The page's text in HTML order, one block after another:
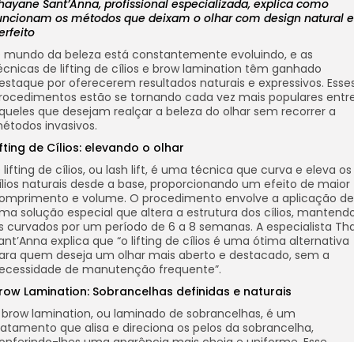
Sant’Anna, profissional especializada, explica como
os métodos que deixam o olhar com design natural e
mundo da beleza está constantemente evoluindo, e as
de lifting de cílios e brow lamination têm ganhado
por oferecerem resultados naturais e expressivos.
estão se tornando cada vez mais populares
que desejam realçar a beleza do olhar sem recorrer a
invasivos.
de Cílios: elevando o olhar
lifting de cílios, ou lash lift, é uma técnica que curva e eleva os
naturais desde a base, proporcionando um efeito de maior
e volume. O procedimento envolve a aplicação de
solução especial que altera a estrutura dos cílios,
curvados por um período de 6 a 8 semanas. A especialista
explica que “o lifting de cílios é uma ótima alternativa
quem deseja um olhar mais aberto e destacado, sem a
de manutenção frequente”.
Lamination: Sobrancelhas definidas e naturais
brow lamination, ou laminado de sobrancelhas, é um
que alisa e direciona os pelos da sobrancelha,